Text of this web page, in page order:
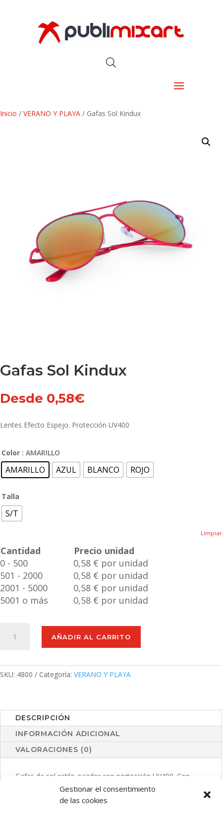
Gestionar el consentimiento
de las cookies
Inicio / VERANO Y PLAYA / Gafas Sol Kindux
Gafas Sol Kindux
Desde 0,58€
Lentes Efecto Espejo. Protección UV400
Color : AMARILLO
AMARILLO AZUL BLANCO ROJO
Talla
S/T
Limpiar
Cantidad
Precio unidad
0 - 500
0,58 € por unidad
501 - 2000
0,58 € por unidad
2001 - 5000
0,58 € por unidad
5001 o más
0,58 € por unidad
AÑADIR AL CARRITO
SKU: 4800 Categoría: VERANO Y PLAYA
DESCRIPCIÓN
INFORMACIÓN ADICIONAL
VALORACIONES (0)
Gafas de sol estilo aviador con portección UV400. Con
montura metálica en brillantes colores y lentes espejadas a